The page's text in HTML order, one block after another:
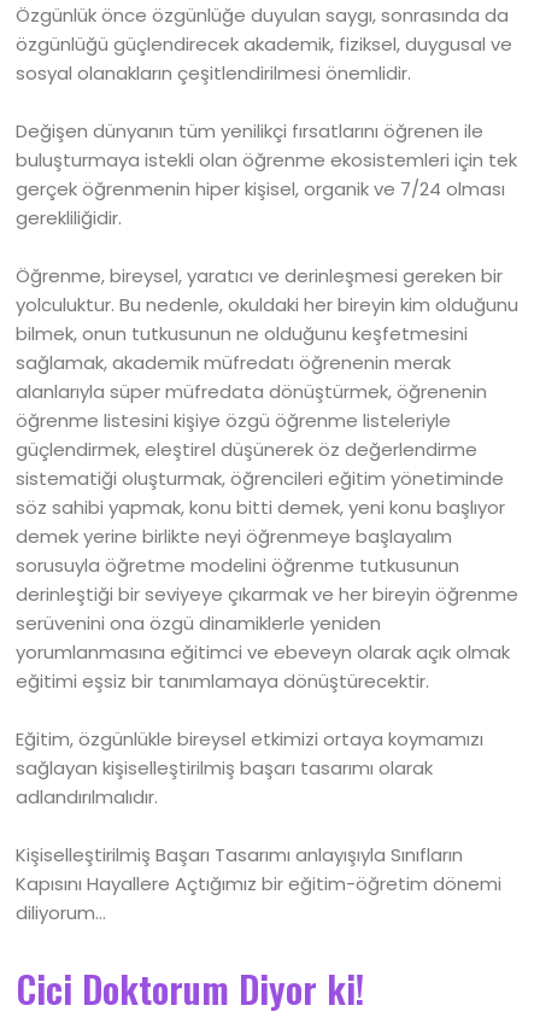
Özgünlük önce özgünlüğe duyulan saygı, sonrasında da
özgünlüğü güçlendirecek akademik, fiziksel, duygusal ve
sosyal olanakların çeşitlendirilmesi önemlidir.
Değişen dünyanın tüm yenilikçi fırsatlarını öğrenen ile
buluşturmaya istekli olan öğrenme ekosistemleri için tek
gerçek öğrenmenin hiper kişisel, organik ve 7/24 olması
gerekliliğidir.
Öğrenme, bireysel, yaratıcı ve derinleşmesi gereken bir
yolculuktur. Bu nedenle, okuldaki her bireyin kim olduğunu
bilmek, onun tutkusunun ne olduğunu keşfetmesini
sağlamak, akademik müfredatı öğrenenin merak
alanlarıyla süper müfredata dönüştürmek, öğrenenin
öğrenme listesini kişiye özgü öğrenme listeleriyle
güçlendirmek, eleştirel düşünerek öz değerlendirme
sistematiği oluşturmak, öğrencileri eğitim yönetiminde
söz sahibi yapmak, konu bitti demek, yeni konu başlıyor
demek yerine birlikte neyi öğrenmeye başlayalım
sorusuyla öğretme modelini öğrenme tutkusunun
derinleştiği bir seviyeye çıkarmak ve her bireyin öğrenme
serüvenini ona özgü dinamiklerle yeniden
yorumlanmasına eğitimci ve ebeveyn olarak açık olmak
eğitimi eşsiz bir tanımlamaya dönüştürecektir.
Eğitim, özgünlükle bireysel etkimizi ortaya koymamızı
sağlayan kişiselleştirilmiş başarı tasarımı olarak
adlandırılmalıdır.
Kişiselleştirilmiş Başarı Tasarımı anlayışıyla Sınıfların
Kapısını Hayallere Açtığımız bir eğitim-öğretim dönemi
diliyorum…
Cici Doktorum Diyor ki!